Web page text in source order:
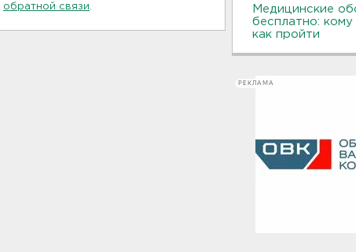
обратной связи
Медицинские
бесплатно:
как пройти
РЕКЛАМА